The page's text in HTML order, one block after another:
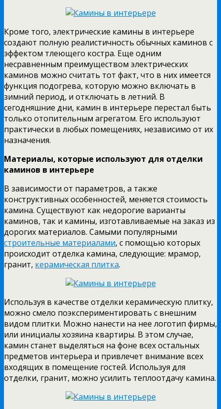
Кроме того, электрические камины в интерьере
создают полную реалистичность обычных каминов с
эффектом тлеющего костра. Еще одним
несравненным преимуществом электрических
каминов можно считать тот факт, что в них имеется
функция подогрева, которую можно включать в
зимний период, и отключать в летний. В
сегодняшние дни, камин в интерьере перестал быть
только отопительным агрегатом. Его используют
практически в любых помещениях, независимо от их
назначения.
Материалы, которые используют для отделки
каминов в интерьере
В зависимости от параметров, а также
конструктивных особенностей, меняется стоимость
камина. Существуют как недорогие варианты
каминов, так и камины, изготавливаемые на заказ из
дорогих материалов. Самыми популярными
строительные материалами, с помощью которых
происходит отделка камина, следующие: мрамор,
гранит, керамическая плитка.
Используя в качестве отделки керамическую плитку,
можно смело поэкспериментировать с внешним
видом плитки. Можно нанести на нее логотип фирмы,
или инициалы хозяина квартиры. В этом случае,
камин станет выделяться на фоне всех остальных
предметов интерьера и привлечет внимание всех
входящих в помещение гостей. Используя для
отделки, гранит, можно усилить теплоотдачу камина.